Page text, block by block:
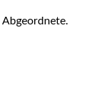
Abgeordnete.